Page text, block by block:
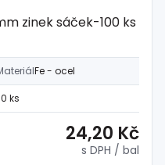
zinek sáček-100 ks
Fe - ocel
ks
24,20 Kč
s DPH / bal